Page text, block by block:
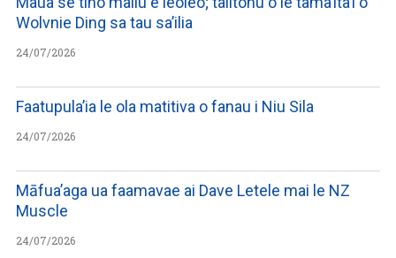
Wolvnie Ding sa tau sa’ilia
24/07/2026
Faatupula’ia le ola matitiva o fanau i Niu Sila
24/07/2026
Māfua’aga ua faamavae ai Dave Letele mai le NZ
Muscle
24/07/2026